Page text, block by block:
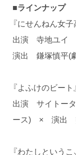
■ラインナップ
『にせんねん女子
出演 寺地ユ
演出 鎌塚慎平(
『よふけのビート
出演 サイトー
ース) × 演出
『わたしというこ